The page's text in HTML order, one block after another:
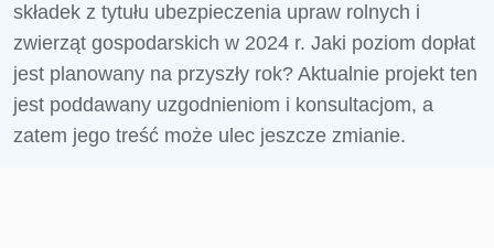
składek z tytułu ubezpieczenia upraw rolnych i
zwierząt gospodarskich w 2024 r. Jaki poziom dopłat
jest planowany na przyszły rok? Aktualnie projekt ten
jest poddawany uzgodnieniom i konsultacjom, a
zatem jego treść może ulec jeszcze zmianie.